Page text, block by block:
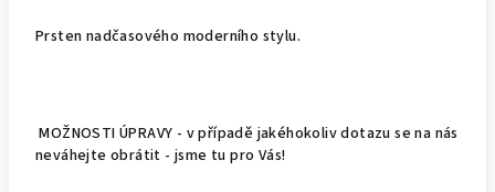
Prsten nadčasového moderního stylu.
MOŽNOSTI ÚPRAVY - v případě jakéhokoliv dotazu se na nás
neváhejte obrátit - jsme tu pro Vás!